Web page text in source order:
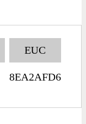
EUC
8EA2AFD6